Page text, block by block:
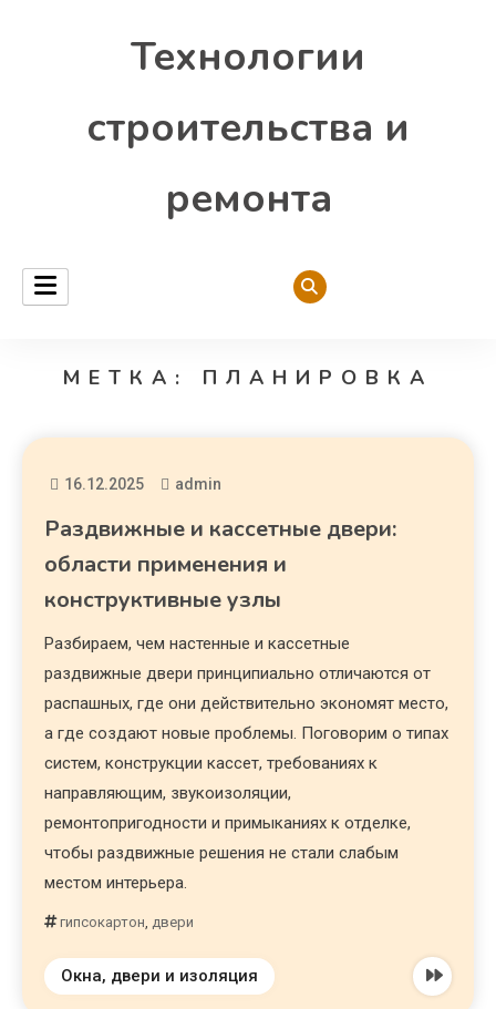
Технологии
строительства и
ремонта
МЕТКА: ПЛАНИРОВКА
16.12.2025 admin
Раздвижные и кассетные двери:
области применения и
конструктивные узлы
Разбираем, чем настенные и кассетные
раздвижные двери принципиально отличаются от
распашных, где они действительно экономят место,
а где создают новые проблемы. Поговорим о типах
систем, конструкции кассет, требованиях к
направляющим, звукоизоляции,
ремонтопригодности и примыканиях к отделке,
чтобы раздвижные решения не стали слабым
местом интерьера.
гипсокартон,двери
Окна, двери и изоляция